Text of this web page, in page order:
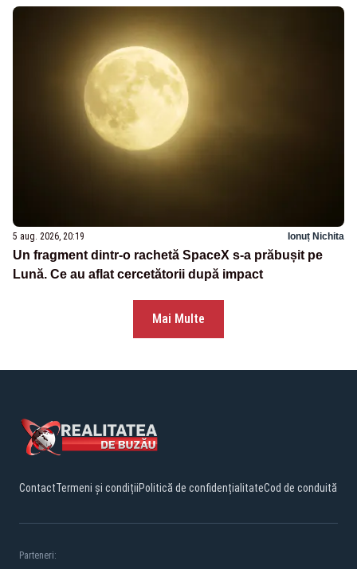
5 aug. 2026, 20:19 Ionuț Nichita
Un fragment dintr-o rachetă SpaceX s-a prăbușit pe
Lună. Ce au aflat cercetătorii după impact
Mai Multe
ContactTermeni și condițiiPolitică de confidențialitateCod de conduită
Parteneri: